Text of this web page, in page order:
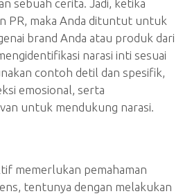
sebuah cerita. Jadi, ketika
PR, maka Anda dituntut untuk
brand Anda atau produk dari
narasi inti sesuai
contoh detil dan spesifik,
emosional, serta
untuk mendukung narasi.
memerlukan pemahaman
tentunya dengan melakukan